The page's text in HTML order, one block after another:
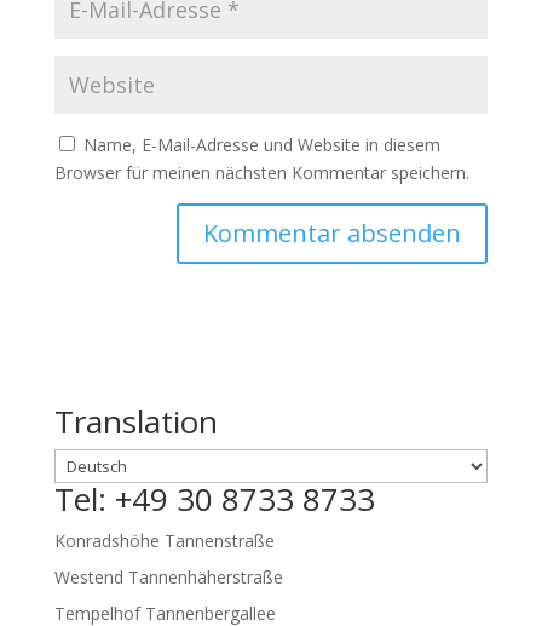
Name, E-Mail-Adresse und Website in diesem
Browser für meinen nächsten Kommentar speichern.
Translation
Tel: +49 30 8733 8733
Konradshöhe Tannenstraße
Westend Tannenhäherstraße
Tempelhof Tannenbergallee